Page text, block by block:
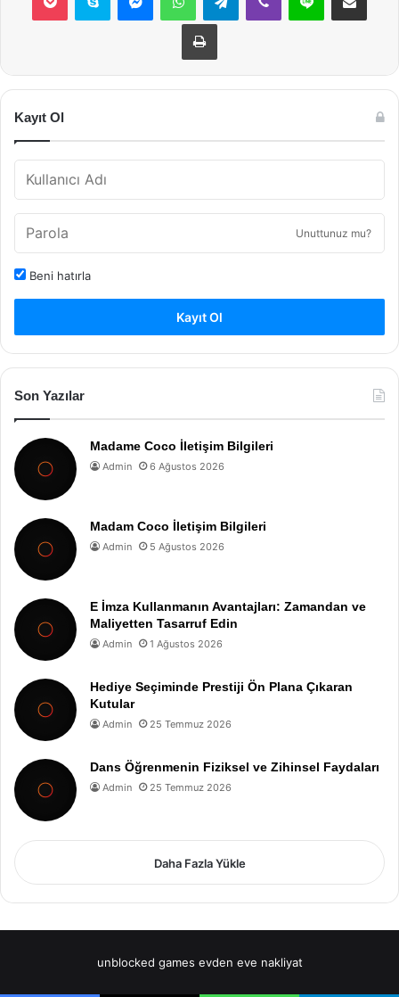
Yazdır
Kayıt Ol
Unuttunuz mu?
Beni hatırla
Kayıt Ol
Son Yazılar
Madame Coco İletişim Bilgileri
Admin 6 Ağustos 2026
Madam Coco İletişim Bilgileri
Admin 5 Ağustos 2026
E İmza Kullanmanın Avantajları: Zamandan ve
Maliyetten Tasarruf Edin
Admin 1 Ağustos 2026
Hediye Seçiminde Prestiji Ön Plana Çıkaran
Kutular
Admin 25 Temmuz 2026
Dans Öğrenmenin Fiziksel ve Zihinsel Faydaları
Admin 25 Temmuz 2026
Daha Fazla Yükle
unblocked games evden eve nakliyat